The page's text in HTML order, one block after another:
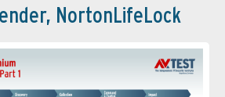
NortonLifeLock